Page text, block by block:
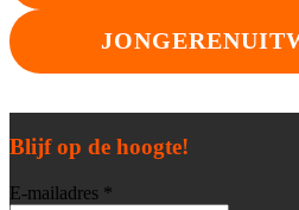
Blijf op de hoogte!
E-mailadres *